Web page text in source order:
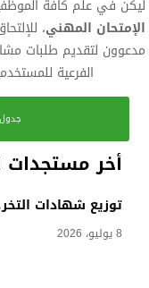
أخر مستجدات
توزيع شهادات
8 يوليو، 2026
ليكن في علم كافة
الإمتحان المهني،
مدعوون لتقديم طلبات
الفرعية
جدول